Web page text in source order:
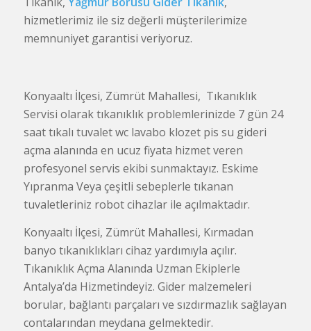
hizmetlerimiz ile siz değerli müşterilerimize
memnuniyet garantisi veriyoruz.
Konyaaltı İlçesi, Zümrüt Mahallesi, Tıkanıklık
Servisi olarak tıkanıklık problemlerinizde 7 gün 24
saat tıkalı tuvalet wc lavabo klozet pis su gideri
açma alanında en ucuz fiyata hizmet veren
profesyonel servis ekibi sunmaktayız. Eskime
Yıpranma Veya çeşitli sebeplerle tıkanan
tuvaletleriniz robot cihazlar ile açılmaktadır.
Konyaaltı İlçesi, Zümrüt Mahallesi, Kırmadan
banyo tıkanıklıkları cihaz yardımıyla açılır.
Tıkanıklık Açma Alanında Uzman Ekiplerle
Antalya’da Hizmetindeyiz. Gider malzemeleri
borular, bağlantı parçaları ve sızdırmazlık sağlayan
contalarından meydana gelmektedir.